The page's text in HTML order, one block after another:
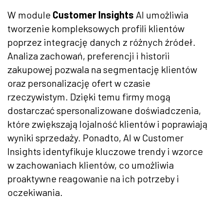
W module Customer Insights AI umożliwia
tworzenie kompleksowych profili klientów
poprzez integrację danych z różnych źródeł.
Analiza zachowań, preferencji i historii
zakupowej pozwala na segmentację klientów
oraz personalizację ofert w czasie
rzeczywistym. Dzięki temu firmy mogą
dostarczać spersonalizowane doświadczenia,
które zwiększają lojalność klientów i poprawiają
wyniki sprzedaży. Ponadto, AI w Customer
Insights identyfikuje kluczowe trendy i wzorce
w zachowaniach klientów, co umożliwia
proaktywne reagowanie na ich potrzeby i
oczekiwania.